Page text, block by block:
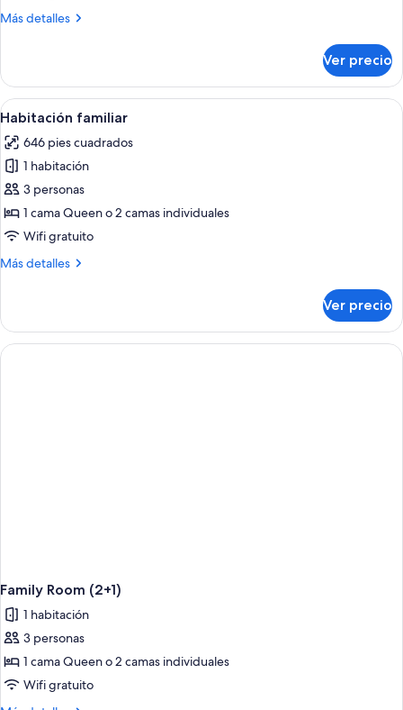
Más detalles
Más
Mihanovich
(2+1)
Ver precio
Abrir
todas
las
fotos
de
Habitación
familiar
Habitación de hotel con dos camas,
8
Habitación familiar
646 pies cuadrados
1 habitación
3 personas
1 cama Queen o 2 camas individuales
Wifi gratuito
Más detalles
Más
familiar
Ver precio
Family Room (2+1)
1 habitación
3 personas
1 cama Queen o 2 camas individuales
Wifi gratuito